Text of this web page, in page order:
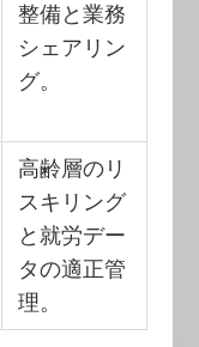
整備と業務
シェアリン
グ。
高齢層のリ
スキリング
と就労デー
タの適正管
理。